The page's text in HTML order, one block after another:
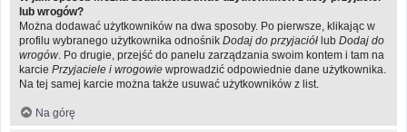
lub wrogów?
Można dodawać użytkowników na dwa sposoby. Po pierwsze, klikając w
profilu wybranego użytkownika odnośnik Dodaj do przyjaciół lub Dodaj do
wrogów . Po drugie, przejść do panelu zarządzania swoim kontem i tam na
karcie Przyjaciele i wrogowie wprowadzić odpowiednie dane użytkownika.
Na tej samej karcie można także usuwać użytkowników z list.
Na górę